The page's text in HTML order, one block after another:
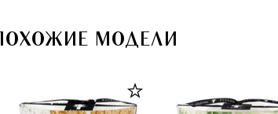
ПОХОЖИЕ МОДЕЛИ